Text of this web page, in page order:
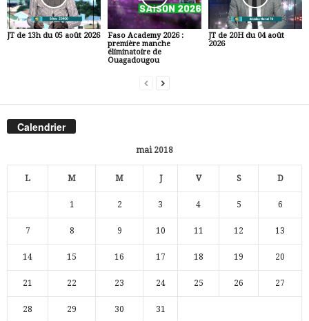
JT de 13h du 05 août 2026
Faso Academy 2026 :
première manche
éliminatoire de
Ouagadougou
JT de 20H du 04 août
2026
Calendrier
mai 2018
L M M J V S D
1 2 3 4 5 6
7 8 9 10 11 12 13
14 15 16 17 18 19 20
21 22 23 24 25 26 27
28 29 30 31